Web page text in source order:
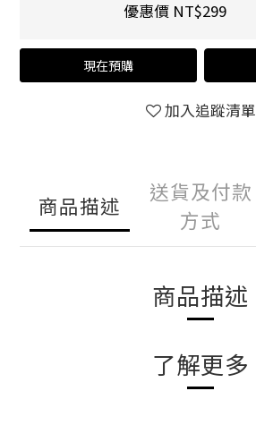
優惠價 NT$299
現在預購
加入追蹤清單
商品描述
送貨及付款
方式
商品描述
了解更多